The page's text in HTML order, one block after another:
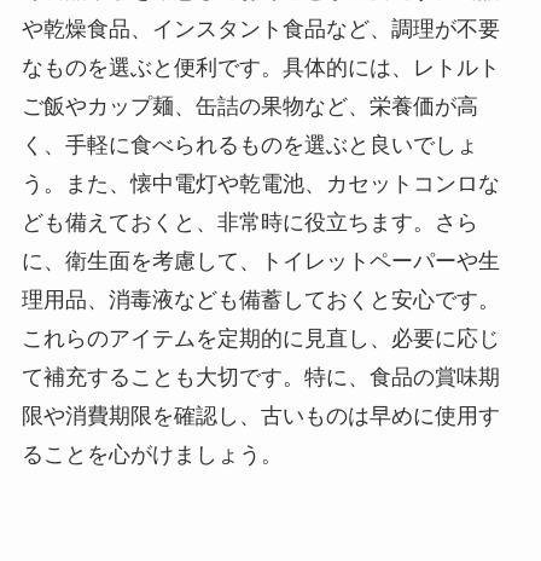
や乾燥食品、インスタント食品など、調理が不要
なものを選ぶと便利です。具体的には、レトルト
ご飯やカップ麺、缶詰の果物など、栄養価が高
く、手軽に食べられるものを選ぶと良いでしょ
う。また、懐中電灯や乾電池、カセットコンロな
ども備えておくと、非常時に役立ちます。さら
に、衛生面を考慮して、トイレットペーパーや生
理用品、消毒液なども備蓄しておくと安心です。
これらのアイテムを定期的に見直し、必要に応じ
て補充することも大切です。特に、食品の賞味期
限や消費期限を確認し、古いものは早めに使用す
ることを心がけましょう。